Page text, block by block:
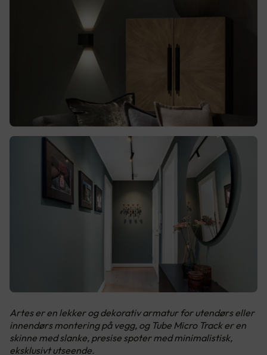
Artes er en lekker og dekorativ armatur for utendørs eller
innendørs montering på vegg, og Tube Micro Track er en
skinne med slanke, presise spoter med minimalistisk,
eksklusivt utseende.